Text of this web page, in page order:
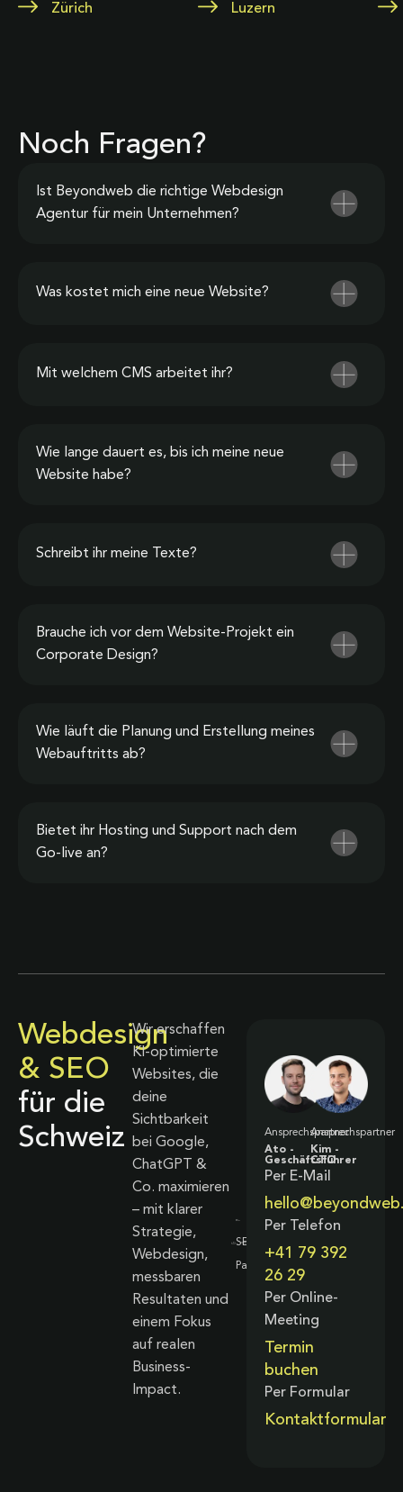
Zürich Luzern
Noch Fragen?
Ist Beyondweb die richtige Webdesign
Agentur für mein Unternehmen?
Was kostet mich eine neue Website?
Mit welchem CMS arbeitet ihr?
Wie lange dauert es, bis ich meine neue
Website habe?
Schreibt ihr meine Texte?
Brauche ich vor dem Website-Projekt ein
Corporate Design?
Wie läuft die Planung und Erstellung meines
Webauftritts ab?
Bietet ihr Hosting und Support nach dem
Go-live an?
Webdesign
& SEO
für die
Schweiz
Wir erschaffen
KI-optimierte
Websites, die
deine
Sichtbarkeit
bei Google,
ChatGPT &
Co. maximieren
– mit klarer
Strategie,
Webdesign,
messbaren
Resultaten und
einem Fokus
auf realen
Business-
Impact.
Ansprechspartner
Ato -
Geschäftsführer
Ansprechspartner
Kim -
CTO
Per E-Mail
Per Telefon
+41 79 392
26 29
Per Online-
Meeting
Termin
buchen
Per Formular
Kontaktformular